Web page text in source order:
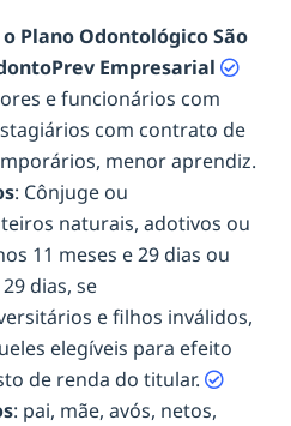
Plano Odontológico São
Empresarial
e funcionários com
com contrato de
menor aprendiz.
: Cônjuge ou
naturais, adotivos ou
11 meses e 29 dias ou
dias, se
e filhos inválidos,
elegíveis para efeito
de renda do titular.
: pai, mãe, avós, netos,